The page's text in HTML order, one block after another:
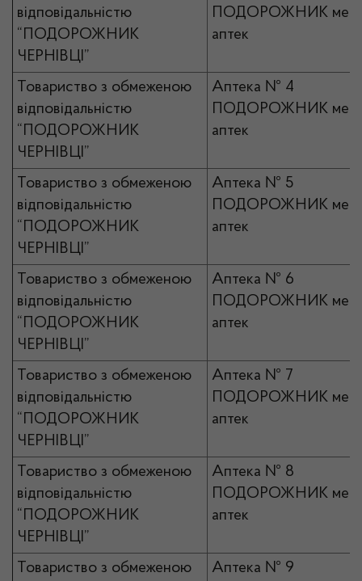
відповідальністю
“ПОДОРОЖНИК
ЧЕРНІВЦІ”
ПОДОРОЖНИК
аптек
Товариство з обмеженою
відповідальністю
“ПОДОРОЖНИК
ЧЕРНІВЦІ”
Аптека № 4
ПОДОРОЖНИК
аптек
Товариство з обмеженою
відповідальністю
“ПОДОРОЖНИК
ЧЕРНІВЦІ”
Аптека № 5
ПОДОРОЖНИК
аптек
Товариство з обмеженою
відповідальністю
“ПОДОРОЖНИК
ЧЕРНІВЦІ”
Аптека № 6
ПОДОРОЖНИК
аптек
Товариство з обмеженою
відповідальністю
“ПОДОРОЖНИК
ЧЕРНІВЦІ”
Аптека № 7
ПОДОРОЖНИК
аптек
Товариство з обмеженою
відповідальністю
“ПОДОРОЖНИК
ЧЕРНІВЦІ”
Аптека № 8
ПОДОРОЖНИК
аптек
Товариство з обмеженою
Аптека № 9